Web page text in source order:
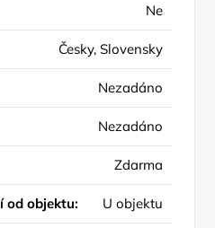
Ne
Česky, Slovensky
Nezadáno
Nezadáno
Zdarma
od objektu: U objektu